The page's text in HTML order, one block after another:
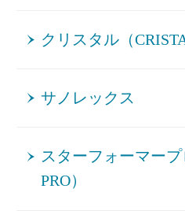
クリスタル（
サノレックス
スターフォーマープ
PRO）